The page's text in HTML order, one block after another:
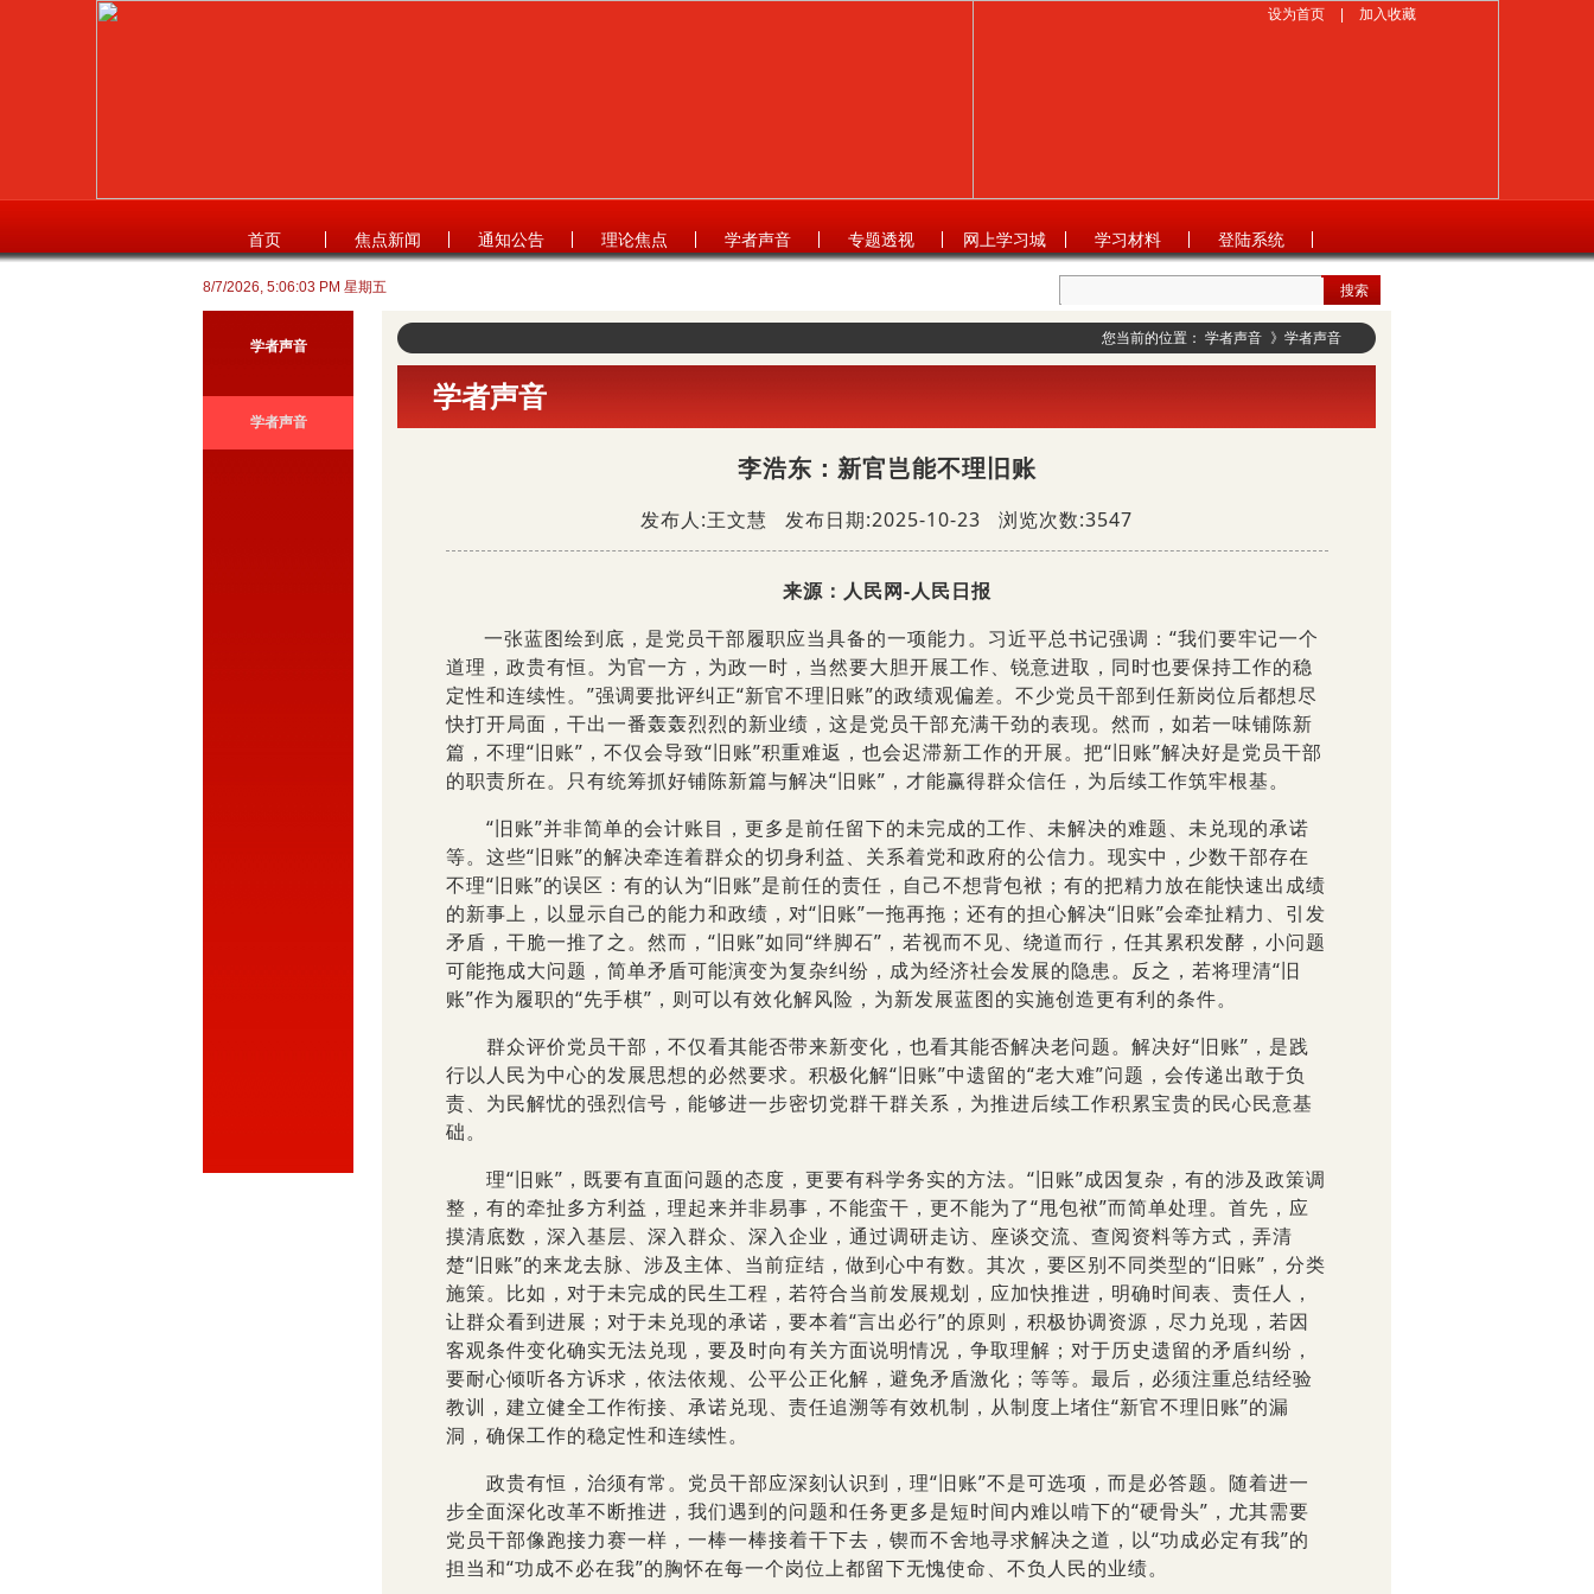
设为首页 加入收藏
首页 焦点新闻 通知公告 理论焦点 学者声音 专题透视 网上学习城 学习材料 登陆系统
8/7/2026, 5:06:03 PM 星期五 搜索
学者声音
学者声音
您当前的位置： 学者声音 》 学者声音
学者声音
李浩东：新官岂能不理旧账
发布人:王文慧 发布日期:2025-10-23 浏览次数:3547
来源：人民网-人民日报
一张蓝图绘到底，是党员干部履职应当具备的一项能力。习近平总书记强调：“我们要牢记一个
道理，政贵有恒。为官一方，为政一时，当然要大胆开展工作、锐意进取，同时也要保持工作的稳
定性和连续性。”强调要批评纠正“新官不理旧账”的政绩观偏差。不少党员干部到任新岗位后都想尽
快打开局面，干出一番轰轰烈烈的新业绩，这是党员干部充满干劲的表现。然而，如若一味铺陈新
篇，不理“旧账”，不仅会导致“旧账”积重难返，也会迟滞新工作的开展。把“旧账”解决好是党员干部
的职责所在。只有统筹抓好铺陈新篇与解决“旧账”，才能赢得群众信任，为后续工作筑牢根基。
“旧账”并非简单的会计账目，更多是前任留下的未完成的工作、未解决的难题、未兑现的承诺
等。这些“旧账”的解决牵连着群众的切身利益、关系着党和政府的公信力。现实中，少数干部存在
不理“旧账”的误区：有的认为“旧账”是前任的责任，自己不想背包袱；有的把精力放在能快速出成绩
的新事上，以显示自己的能力和政绩，对“旧账”一拖再拖；还有的担心解决“旧账”会牵扯精力、引发
矛盾，干脆一推了之。然而，“旧账”如同“绊脚石”，若视而不见、绕道而行，任其累积发酵，小问题
可能拖成大问题，简单矛盾可能演变为复杂纠纷，成为经济社会发展的隐患。反之，若将理清“旧
账”作为履职的“先手棋”，则可以有效化解风险，为新发展蓝图的实施创造更有利的条件。
群众评价党员干部，不仅看其能否带来新变化，也看其能否解决老问题。解决好“旧账”，是践
行以人民为中心的发展思想的必然要求。积极化解“旧账”中遗留的“老大难”问题，会传递出敢于负
责、为民解忧的强烈信号，能够进一步密切党群干群关系，为推进后续工作积累宝贵的民心民意基
础。
理“旧账”，既要有直面问题的态度，更要有科学务实的方法。“旧账”成因复杂，有的涉及政策调
整，有的牵扯多方利益，理起来并非易事，不能蛮干，更不能为了“甩包袱”而简单处理。首先，应
摸清底数，深入基层、深入群众、深入企业，通过调研走访、座谈交流、查阅资料等方式，弄清
楚“旧账”的来龙去脉、涉及主体、当前症结，做到心中有数。其次，要区别不同类型的“旧账”，分类
施策。比如，对于未完成的民生工程，若符合当前发展规划，应加快推进，明确时间表、责任人，
让群众看到进展；对于未兑现的承诺，要本着“言出必行”的原则，积极协调资源，尽力兑现，若因
客观条件变化确实无法兑现，要及时向有关方面说明情况，争取理解；对于历史遗留的矛盾纠纷，
要耐心倾听各方诉求，依法依规、公平公正化解，避免矛盾激化；等等。最后，必须注重总结经验
教训，建立健全工作衔接、承诺兑现、责任追溯等有效机制，从制度上堵住“新官不理旧账”的漏
洞，确保工作的稳定性和连续性。
政贵有恒，治须有常。党员干部应深刻认识到，理“旧账”不是可选项，而是必答题。随着进一
步全面深化改革不断推进，我们遇到的问题和任务更多是短时间内难以啃下的“硬骨头”，尤其需要
党员干部像跑接力赛一样，一棒一棒接着干下去，锲而不舍地寻求解决之道，以“功成必定有我”的
担当和“功成不必在我”的胸怀在每一个岗位上都留下无愧使命、不负人民的业绩。